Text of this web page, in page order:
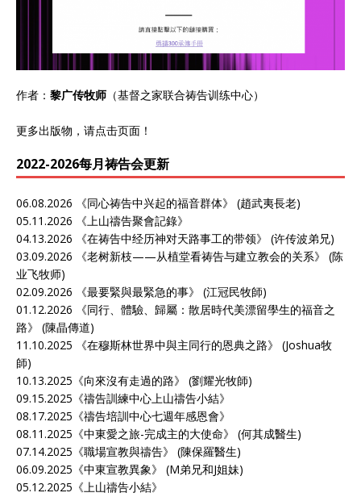
作者： 黎广传牧师 （基督之家联合祷告训练中心）
更多出版物，请点击页面 ！
2022-2026每月祷告会更新
06.08.2026 《同心祷告中兴起的福音群体》 (趙武夷長老)
05.11.2026 《上山禱告聚會記錄》
04.13.2026 《在祷告中经历神对天路事工的带领》 (许传波弟兄)
03.09.2026 《老树新枝——从植堂看祷告与建立教会的关系》 (陈
业飞牧师)
02.09.2026 《最要緊與最緊急的事》 (江冠民牧師)
01.12.2026 《同行、體驗、歸屬：散居時代美漂留學生的福音之
路》 (陳晶傳道)
11.10.2025 《在穆斯林世界中與主同行的恩典之路》 (Joshua牧
師)
10.13.2025《向來沒有走過的路》 (劉耀光牧師)
09.15.2025《禱告訓練中心上山禱告小結》
08.17.2025《禱告培訓中心七週年感恩會》
08.11.2025《中東愛之旅-完成主的大使命》 (何其成醫生)
07.14.2025《職場宣教與禱告》 (陳保羅醫生)
06.09.2025《中東宣教異象》 (M弟兄和J姐妹)
05.12.2025《上山禱告小結》